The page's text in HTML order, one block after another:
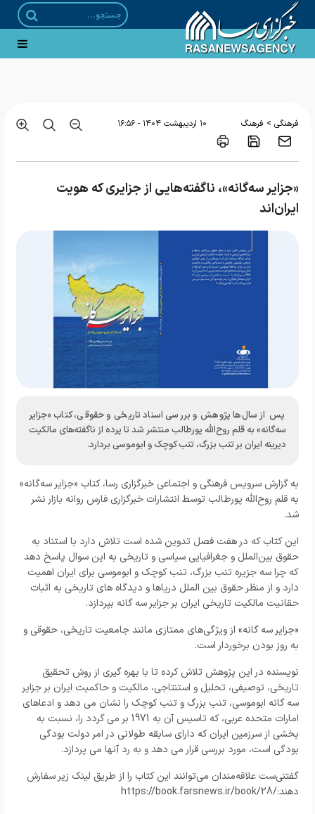
فرهنگی > فرهنگ ۱۰ ارديبهشت ۱۴۰۴ - ۱۶:۵۶
«جزایر سه‌گانه»، ناگفته‌هایی از جزایری که هویت
ایران‌اند
پس از سال‌ها پژوهش و بررسی اسناد تاریخی و حقوقی، کتاب «جزایر
سه‌گانه» به قلم روح‌الله پورطالب منتشر شد تا پرده از ناگفته‌های مالکیت
دیرینه ایران بر تنب بزرگ، تنب کوچک و ابوموسی بردارد.
به گزارش سرویس فرهنگی و اجتماعی خبرگزاری رسا، کتاب «جزایر سه‌گانه»
به قلم روح‌الله پورطالب توسط انتشارات خبرگزاری فارس روانه بازار نشر
شد.
این کتاب که در هفت فصل تدوین شده است تلاش دارد با استناد به
حقوق بین‌الملل و جغرافیایی سیاسی و تاریخی به این سوال پاسخ دهد
که چرا سه جزیره تنب بزرگ، تنب کوچک و ابوموسی برای ایران اهمیت
دارد و از منظر حقوق بین الملل دریاها و دیدگاه های تاریخی به اثبات
حقانیت مالکیت تاریخی ایران بر جزایر سه گانه بپردازد.
«جزایر سه گانه» از ویژگی‌های ممتازی مانند جامعیت تاریخی، حقوقی و
به روز بودن برخوردار است.
نویسنده در این پژوهش تلاش کرده تا با بهره گیری از روش تحقیق
تاریخی، توصیفی، تحلیل و استنتاجی، مالکیت و حاکمیت ایران بر جزایر
سه گانه ابوموسی، تنب بزرگ و تنب کوچک را نشان می دهد و ادعاهای
امارات متحده عربی، که تاسیس آن به 1971 بر می گردد را، نسبت به
بخشی از سرزمین ایران که دارای سابقه طولانی در امر دولت بودگی
بودگی است، مورد بررسی قرار می دهد و به رد آنها می پردازد.
گفتنی‌ست علاقه‌مندان می‌توانند این کتاب را از طریق لینک زیر سفارش
دهند:https://book.farsnews.ir/book/28/